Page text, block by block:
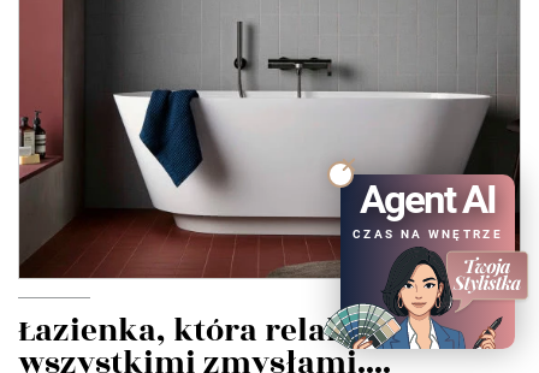
Łazienka, która relaksuje
wszystkimi zmysłami....
Agent AI
CZAS NA WNĘTRZE